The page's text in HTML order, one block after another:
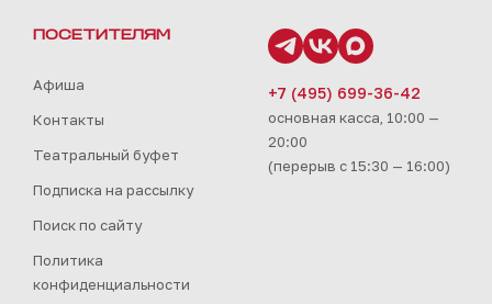
ПОСЕТИТЕЛЯМ
Афиша
Контакты
Театральный буфет
Подписка на рассылку
Поиск по сайту
Политика
конфиденциальности
+7 (495) 699-36-42
основная касса, 10:00 —
20:00
(перерыв с 15:30 — 16:00)